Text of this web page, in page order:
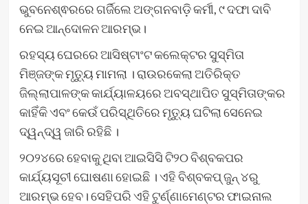
ଭୁବନେଶ୍ଵରରେ ଗର୍ଜିଲେ ଅଙ୍ଗନବାଡ଼ି କର୍ମୀ, ୯ ଦଫା ଦାବି
ନେଇ ଆନ୍ଦୋଳନ ଆରମ୍ଭ।
ରହସ୍ୟ ଘେରରେ ଆସିଷ୍ଟାଂଟ କଲେକ୍ଟର ସୁସ୍ମିତା
ମିଞ୍ଜଙ୍କ ମୃତ୍ୟୁ ମାମଲା । ରାଉରକେଲା ଅତିରିକ୍ତ
ଜିଲ୍ଲାପାଳଙ୍କ କାର୍ଯ୍ୟାଳୟରେ ଅବସ୍ଥାପିତ ସୁସ୍ମିତାଙ୍କର
କାହିଁକି ଏବଂ କେଉଁ ପରିସ୍ଥିତିରେ ମୃତ୍ୟୁ ଘଟିଲା ସେନେଇ
ଦ୍ୱନ୍ଦ୍ୱ ଜାରି ରହିଛି ।
୨୦୨୪ରେ ହେବାକୁ ଥିବା ଆଇସିସି ଟି୨୦ ବିଶ୍ବକପର
କାର୍ଯ୍ୟସୂଚୀ ଘୋଷଣା ହୋଇଛି । ଏହି ବିଶ୍ବକପ୍ ଜୁନ୍ ୪ରୁ
ଆରମ୍ଭ ହେବ। ସେହିପରି ଏହି ଟୁର୍ଣ୍ଣାମେଣ୍ଟର ଫାଇନାଲ